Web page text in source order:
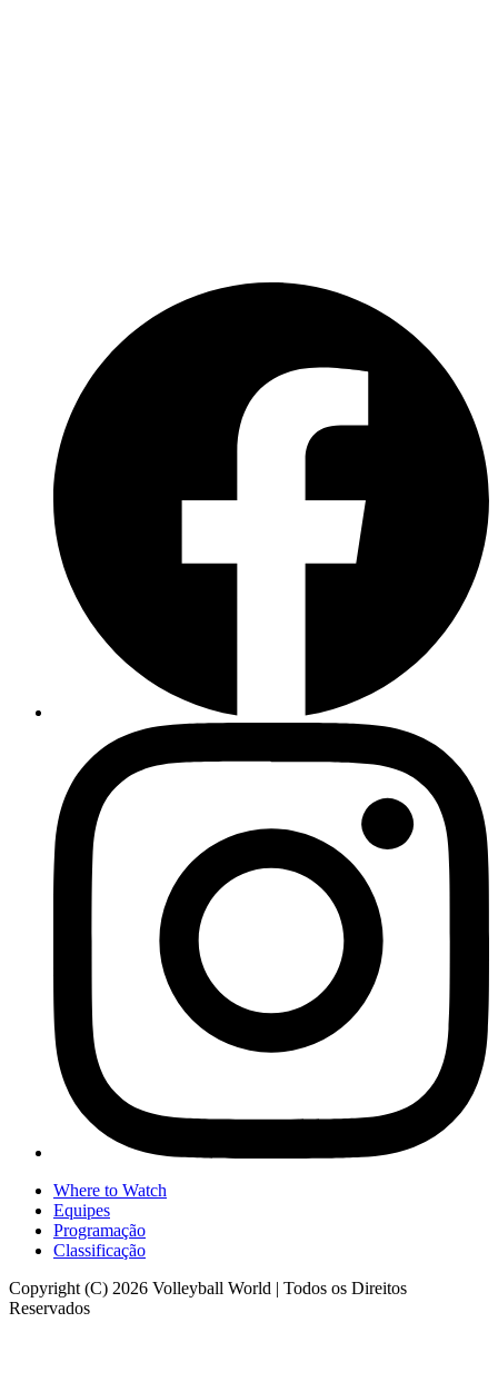
Where to Watch
Equipes
Programação
Classificação
Copyright (C) 2026 Volleyball World | Todos os Direitos
Reservados